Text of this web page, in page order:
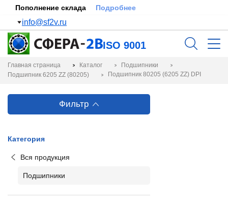
Пополнение склада Подробнее
info@sf2v.ru
ISO 9001
Главная страница Каталог
Подшипники
Подшипник 6205 ZZ (80205)
Подшипник 80205 (6205 ZZ) DPI
Фильтр
Категория
Вся продукция
Подшипники